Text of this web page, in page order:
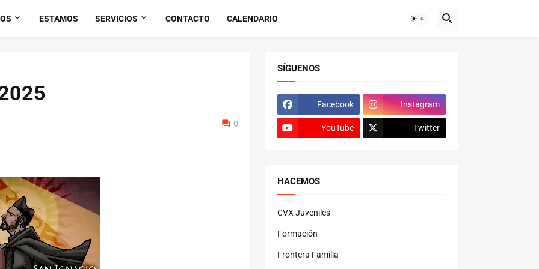
ESTAMOS SERVICIOS CONTACTO CALENDARIO
0
SÍGUENOS
Facebook Instagram
YouTube Twitter
HACEMOS
CVX Juveniles
Formación
Frontera Familia